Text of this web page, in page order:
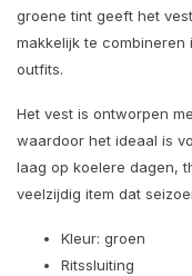
groene tint geeft het
makkelijk te
outfits.
Het vest is ontworpen
waardoor het ideaal is
laag op koelere dagen,
veelzijdig item dat
Kleur: groen
Ritssluiting